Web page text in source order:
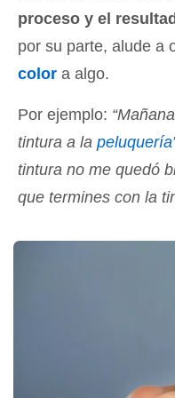
proceso y el
por su parte, alude a
color a algo.
Por ejemplo:
tintura a la peluquería
tintura no me quedó
que termines con la